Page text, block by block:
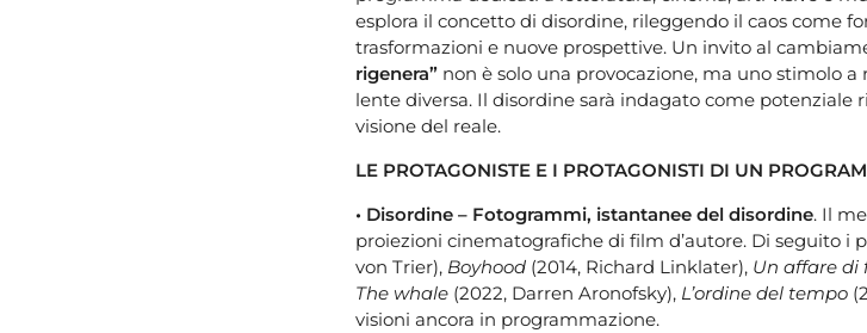
esplora il concetto di disordine, rileggendo il caos come
trasformazioni e nuove prospettive. Un invito al
rigenera” non è solo una provocazione, ma uno stimolo
lente diversa. Il disordine sarà indagato come potenziale
visione del reale.
LE PROTAGONISTE E I PROTAGONISTI DI UN
• Disordine – Fotogrammi, istantanee del disordine. Il
proiezioni cinematografiche di film d’autore. Di seguito i
von Trier), Boyhood (2014, Richard Linklater), Un affare di
The whale (2022, Darren Aronofsky), L’ordine del tempo
visioni ancora in programmazione.